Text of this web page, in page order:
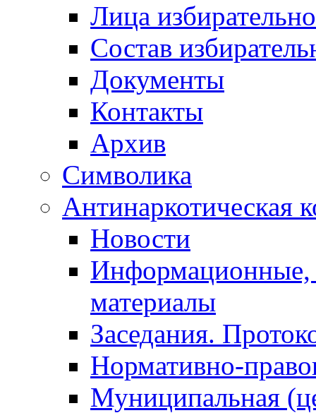
Лица
Состав
Документы
Контакты
Архив
Символика
Антинаркотическая
Новости
Информационные,
материалы
Заседания.
Нормативно-
Муниципальная